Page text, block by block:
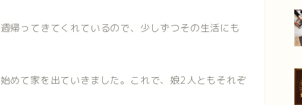
帰ってきてくれているので、少しずつその生活にも
めて家を出ていきました。これで、娘2人ともそれぞ